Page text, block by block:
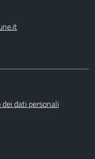
dati personali